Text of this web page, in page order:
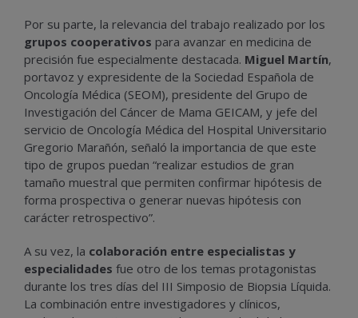
Por su parte, la relevancia del trabajo realizado por los
grupos cooperativos para avanzar en medicina de
precisión fue especialmente destacada. Miguel Martín,
portavoz y expresidente de la Sociedad Española de
Oncología Médica (SEOM), presidente del Grupo de
Investigación del Cáncer de Mama GEICAM, y jefe del
servicio de Oncología Médica del Hospital Universitario
Gregorio Marañón, señaló la importancia de que este
tipo de grupos puedan “realizar estudios de gran
tamaño muestral que permiten confirmar hipótesis de
forma prospectiva o generar nuevas hipótesis con
carácter retrospectivo”.
A su vez, la colaboración entre especialistas y
especialidades fue otro de los temas protagonistas
durante los tres días del III Simposio de Biopsia Líquida.
La combinación entre investigadores y clínicos,